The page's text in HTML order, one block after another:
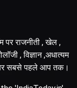
पर राजनीती , खेल ,
, विज्ञान ,अधात्यम
सबसे पहले आप तक।